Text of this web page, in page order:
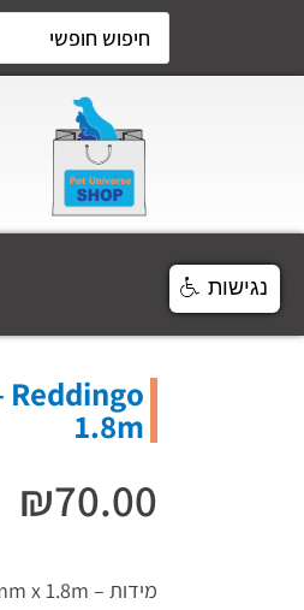
1.8m
₪70.00
מידות – 20mm x 1.8m עובי
נגישות